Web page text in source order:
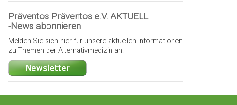
Präventos Präventos e.V. AKTUELL
-News abonnieren
Melden Sie sich hier für unsere aktuellen Informationen
zu Themen der Alternativmedizin an: